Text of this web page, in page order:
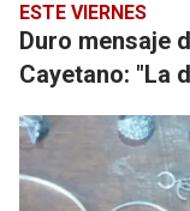
ESTE VIERNES
Duro mensaje
Cayetano: "La